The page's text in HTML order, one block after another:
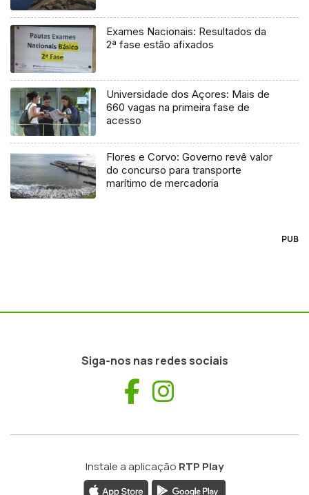
Exames Nacionais: Resultados da
2ª fase estão afixados
Universidade dos Açores: Mais de
660 vagas na primeira fase de
acesso
Flores e Corvo: Governo revê valor
do concurso para transporte
marítimo de mercadoria
PUB
Siga-nos nas redes sociais
Facebook
Instale a aplicação RTP Play